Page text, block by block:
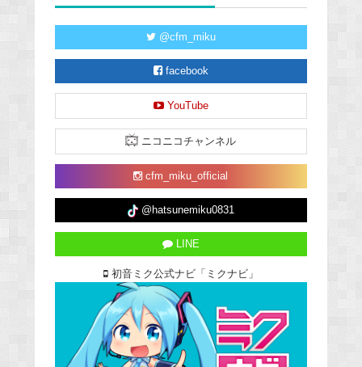
@cfm_miku
facebook
YouTube
ニコニコチャンネル
cfm_miku_official
@hatsunemiku0831
LINE
初音ミク公式ナビ「ミクナビ」